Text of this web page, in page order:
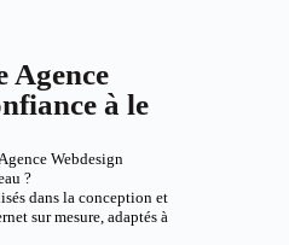
Agence
à le
Webdesign
?
dans la conception et
sur mesure, adaptés à